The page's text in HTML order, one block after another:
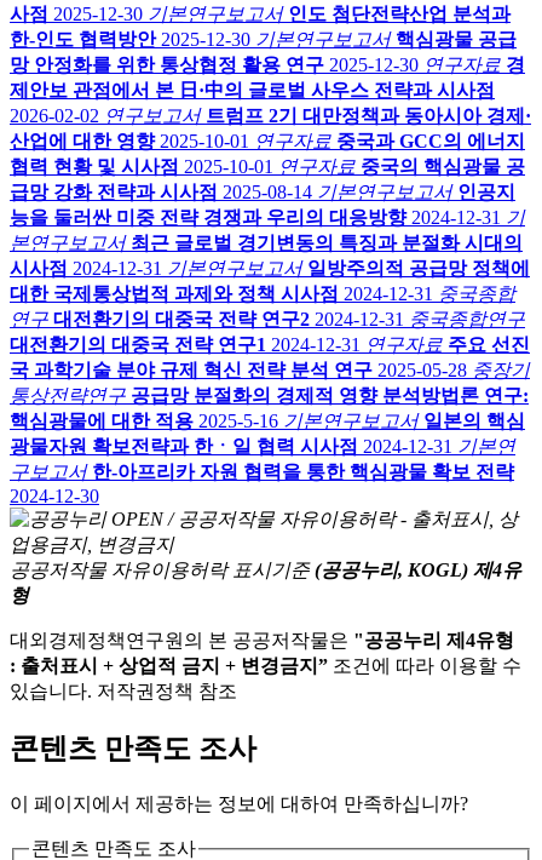
사점 2025-12-30 기본연구보고서 인도 첨단전략산업 분석과
한-인도 협력방안 2025-12-30 기본연구보고서 핵심광물 공급
망 안정화를 위한 통상협정 활용 연구 2025-12-30 연구자료 경
제안보 관점에서 본 日·中의 글로벌 사우스 전략과 시사점
2026-02-02 연구보고서 트럼프 2기 대만정책과 동아시아 경제·
산업에 대한 영향 2025-10-01 연구자료 중국과 GCC의 에너지
협력 현황 및 시사점 2025-10-01 연구자료 중국의 핵심광물 공
급망 강화 전략과 시사점 2025-08-14 기본연구보고서 인공지
능을 둘러싼 미중 전략 경쟁과 우리의 대응방향 2024-12-31 기
본연구보고서 최근 글로벌 경기변동의 특징과 분절화 시대의
시사점 2024-12-31 기본연구보고서 일방주의적 공급망 정책에
대한 국제통상법적 과제와 정책 시사점 2024-12-31 중국종합
연구 대전환기의 대중국 전략 연구2 2024-12-31 중국종합연구
대전환기의 대중국 전략 연구1 2024-12-31 연구자료 주요 선진
국 과학기술 분야 규제 혁신 전략 분석 연구 2025-05-28 중장기
통상전략연구 공급망 분절화의 경제적 영향 분석방법론 연구:
핵심광물에 대한 적용 2025-5-16 기본연구보고서 일본의 핵심
광물자원 확보전략과 한ㆍ일 협력 시사점 2024-12-31 기본연
구보고서 한-아프리카 자원 협력을 통한 핵심광물 확보 전략
2024-12-30
공공저작물 자유이용허락 표시기준 (공공누리, KOGL) 제4유
형
대외경제정책연구원의 본 공공저작물은 "공공누리 제4유형
: 출처표시 + 상업적 금지 + 변경금지” 조건에 따라 이용할 수
있습니다. 저작권정책 참조
콘텐츠 만족도 조사
이 페이지에서 제공하는 정보에 대하여 만족하십니까?
콘텐츠 만족도 조사